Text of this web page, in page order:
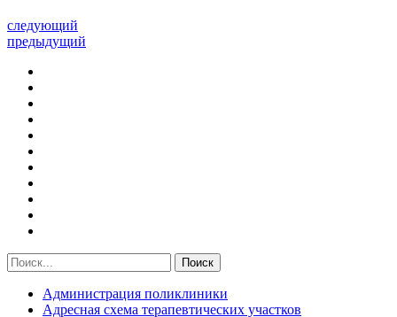
следующий
предыдущий
Администрация поликлиники
Адресная схема терапевтических участков